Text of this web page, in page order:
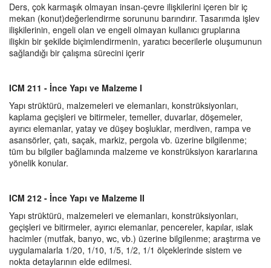
Ders, çok karmaşık olmayan insan-çevre ilişkilerini içeren bir iç
mekan (konut)değerlendirme sorununu barındırır. Tasarımda işlev
ilişkilerinin, engeli olan ve engeli olmayan kullanıcı gruplarına
ilişkin bir şekilde biçimlendirmenin, yaratıcı becerilerle oluşumunun
sağlandığı bir çalışma sürecini içerir
ICM 211 - İnce Yapı ve Malzeme I
Yapı strüktürü, malzemeleri ve elemanları, konstrüksiyonları,
kaplama geçişleri ve bitirmeler, temeller, duvarlar, döşemeler,
ayırıcı elemanlar, yatay ve düşey boşluklar, merdiven, rampa ve
asansörler, çatı, saçak, markiz, pergola vb. üzerine bilgilenme;
tüm bu bilgiler bağlamında malzeme ve konstrüksiyon kararlarına
yönelik konular.
ICM 212 - İnce Yapı ve Malzeme II
Yapı strüktürü, malzemeleri ve elemanları, konstrüksiyonları,
geçişleri ve bitirmeler, ayırıcı elemanlar, pencereler, kapılar, ıslak
hacimler (mutfak, banyo, wc, vb.) üzerine bilgilenme; araştırma ve
uygulamalarla 1/20, 1/10, 1/5, 1/2, 1/1 ölçeklerinde sistem ve
nokta detaylarının elde edilmesi.